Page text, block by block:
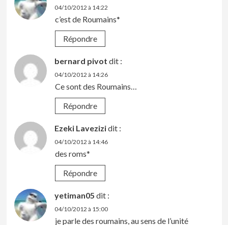
04/10/2012 à 14:22
c’est de Roumains*
Répondre
bernard pivot dit :
04/10/2012 à 14:26
Ce sont des Roumains…
Répondre
Ezeki Lavezizidit :
04/10/2012 à 14:46
des roms*
Répondre
yetiman05 dit :
04/10/2012 à 15:00
je parle des roumains, au sens de l’unité